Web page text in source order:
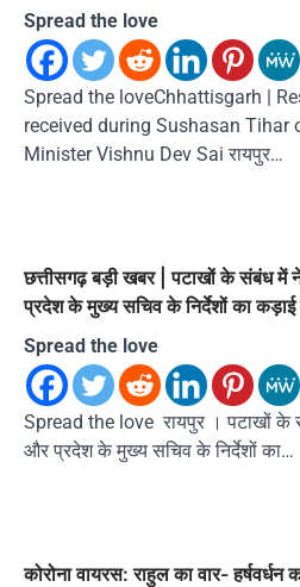
Spread the love
Spread the loveChhattisgarh |
received during Sushasan Tihar
Minister Vishnu Dev Sai रायपुर…
छत्तीसगढ़ बड़ी खबर | पटाखों के संबंध में
प्रदेश के मुख्य सचिव के निर्देशों का
Spread the love
Spread the love रायपुर । पटाखों के
और प्रदेश के मुख्य सचिव के निर्देशों का…
कोरोना वायरस: राहुल का वार-